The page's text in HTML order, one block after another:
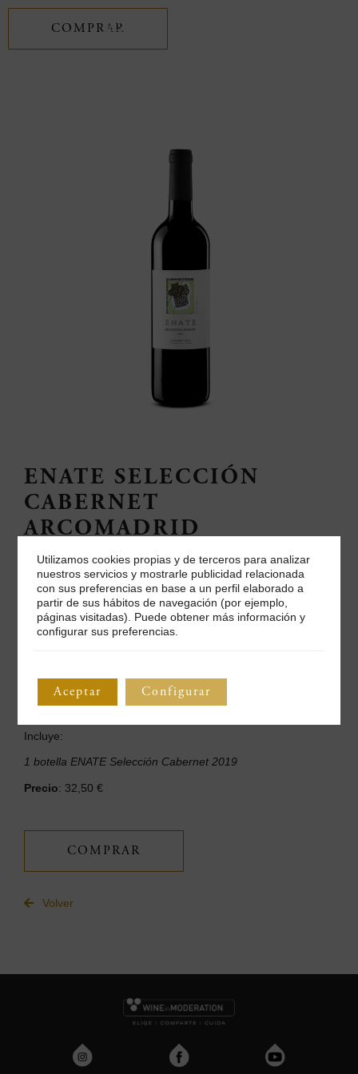
COMPRAR
ENATE SELECCIÓN
CABERNET
ARCOMADRID
Edición limitada ENATE y ARCOmadrid2026
En su compromiso con la cultura y el arte contemporáneo,
ENATE se une a ARCOmadrid para otorgar el III Premio
ENATE – ARCOmadrid 2026, a Luis Gordillo, figura referente
en el panorama artístico contemporáneo español.
selección de las mejores uvas de cabernet sauvignon, y lo
ha etiquetado en una edición limitada y coleccionable de
Incluye:
1 botella ENATE Selección Cabernet 2019
Precio: 32,50 €
COMPRAR
Volver
Utilizamos cookies propias y de terceros para analizar
nuestros servicios y mostrarle publicidad relacionada
con sus preferencias en base a un perfil elaborado a
partir de sus hábitos de navegación (por ejemplo,
páginas visitadas). Puede obtener más información y
configurar sus preferencias.
Aceptar Configurar